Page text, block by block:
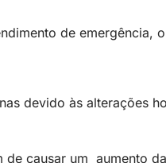
de emergência,
devido às alterações
causar um aumento